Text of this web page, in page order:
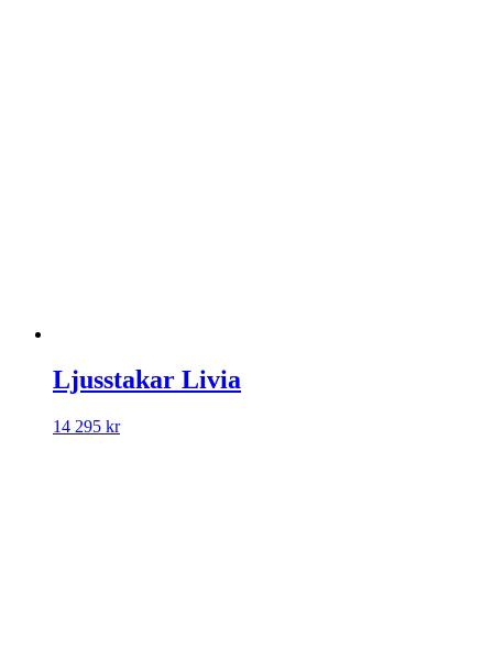
Ljusstakar Livia
14 295 kr